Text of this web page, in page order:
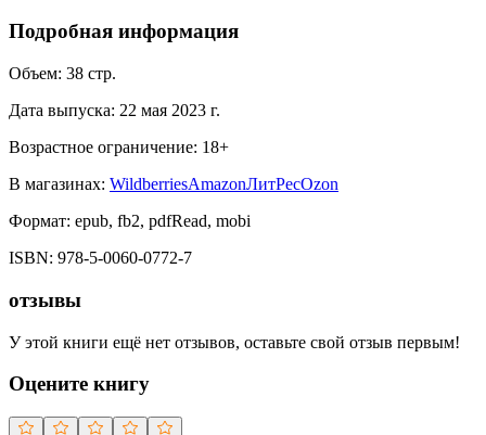
Подробная информация
Объем: 38 стр.
Дата выпуска: 22 мая 2023 г.
Возрастное ограничение: 18+
В магазинах: WildberriesAmazonЛитРесOzon
Формат: epub, fb2, pdfRead, mobi
ISBN: 978-5-0060-0772-7
отзывы
У этой книги ещё нет отзывов, оставьте свой отзыв первым!
Оцените книгу